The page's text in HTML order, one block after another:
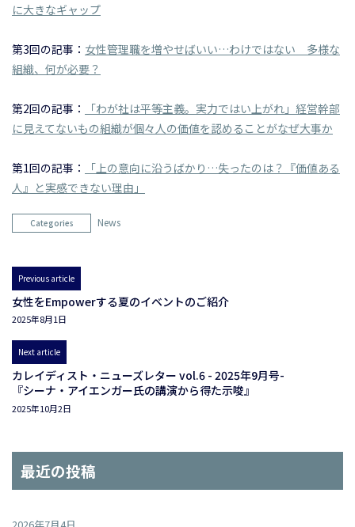
に大きなギャップ
第3回の記事： 女性管理職を増やせばいい…わけではない 多様な
組織、何が必要？
第2回の記事：
「わが社は平等主義。実力ではい上がれ」経営幹部
に見えてないもの組織が個々人の価値を認めることがなぜ大事か
第1回の記事：
「上の意向に沿うばかり…失ったのは？『価値ある
人』と実感できない理由」
Categories News
Previous article
女性をEmpowerする夏のイベントのご紹介
2025年8月1日
Next article
カレイディスト・ニューズレター vol.6 - 2025年9月号-
『シーナ・アイエンガー氏の講演から得た示唆』
2025年10月2日
最近の投稿